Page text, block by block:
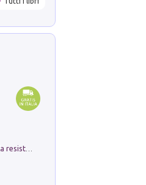
Memorial Santa Giulia. Sculture per la resistenza Monchio di Palagano